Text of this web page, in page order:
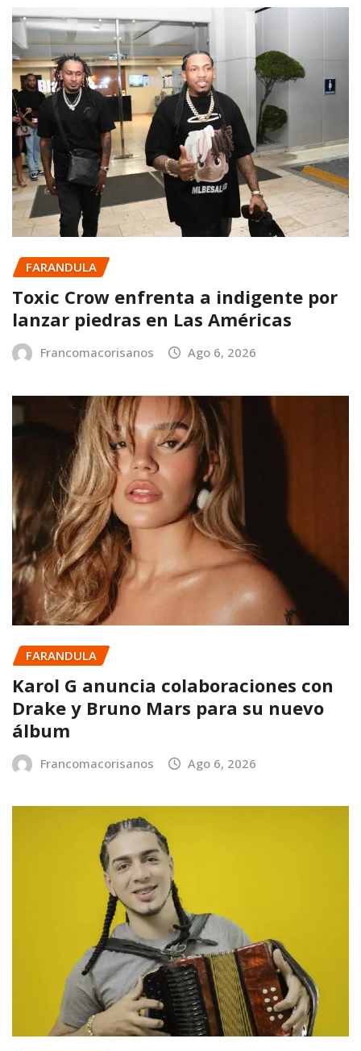
FARANDULA
Toxic Crow enfrenta a indigente por
lanzar piedras en Las Américas
Francomacorisanos Ago 6, 2026
FARANDULA
Karol G anuncia colaboraciones con
Drake y Bruno Mars para su nuevo
álbum
Francomacorisanos Ago 6, 2026